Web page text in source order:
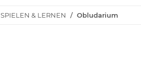
SPIELEN & LERNEN Obludarium